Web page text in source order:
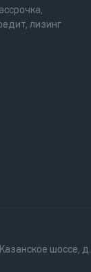
лизинг
шоссе, д.